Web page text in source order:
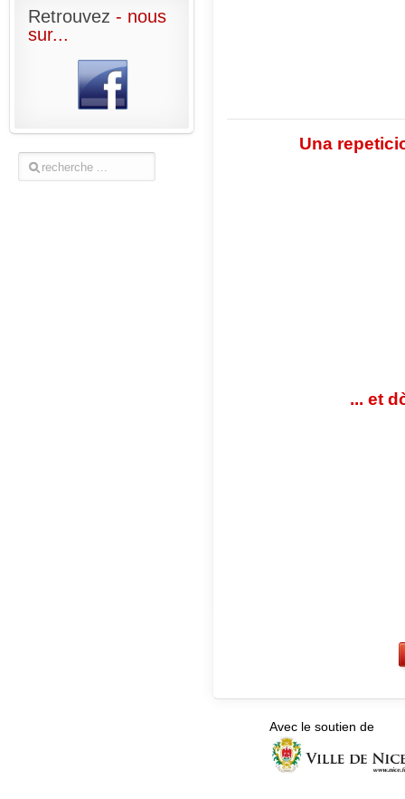
Una
... et
Retrouvez - nous
sur...
Avec le soutien de